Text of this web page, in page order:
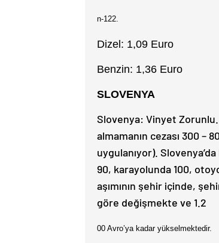
n-122.
Dizel: 1,09 Euro
Benzin: 1,36 Euro
SLOVENYA
Slovenya: Vinyet
almamanın cezası 300 –
uygulanıyor).
90, karayolunda 100,
aşımının şehir içinde,
göre değişmekte ve 1.2
00 Avro’ya kadar yükselmektedir.